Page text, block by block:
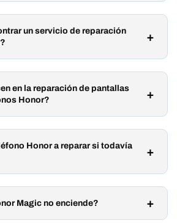
un servicio de reparación
en la reparación de pantallas
Honor?
Honor a reparar si todavía
Magic no enciende?